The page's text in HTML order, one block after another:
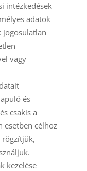
intézkedések
adatok
jogosulatlan
vagy
és
csakis a
esetben célhoz
rögzítjük,
kezelése